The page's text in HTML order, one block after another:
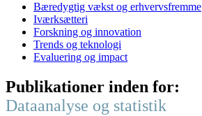
Bæredygtig vækst og erhvervsfremme
Iværksætteri
Forskning og innovation
Trends og teknologi
Evaluering og impact
Publikationer inden for:
Dataanalyse og statistik